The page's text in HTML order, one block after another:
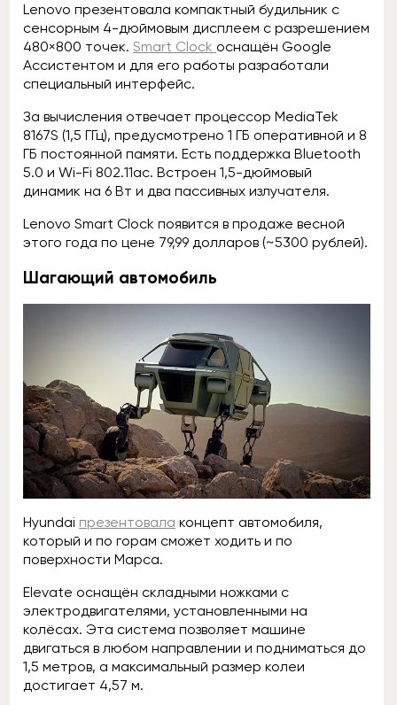
Lenovo презентовала компактный будильник с
сенсорным 4-дюймовым дисплеем с разрешением
480×800 точек. Smart Clock оснащён Google
Ассистентом и для его работы разработали
специальный интерфейс.
За вычисления отвечает процессор MediaTek
8167S (1,5 ГГц), предусмотрено 1 ГБ оперативной и 8
ГБ постоянной памяти. Есть поддержка Bluetooth
5.0 и Wi-Fi 802.11ac. Встроен 1,5-дюймовый
динамик на 6 Вт и два пассивных излучателя.
Lenovo Smart Clock появится в продаже весной
этого года по цене 79,99 долларов (~5300 рублей).
Шагающий автомобиль
Hyundai презентовала концепт автомобиля,
который и по горам сможет ходить и по
поверхности Марса.
Elevate оснащён складными ножками с
электродвигателями, установленными на
колёсах. Эта система позволяет машине
двигаться в любом направлении и подниматься до
1,5 метров, а максимальный размер колеи
достигает 4,57 м.